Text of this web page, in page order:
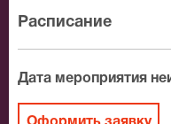
зрительном зале, о
адрес доставки.
Амур
Расписание
Дата мероприятия